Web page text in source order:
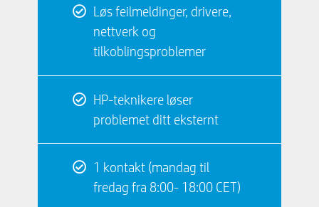
Løs feilmeldinger, drivere,
nettverk og
tilkoblingsproblemer
HP-teknikere løser
problemet ditt eksternt
1 kontakt (mandag til
fredag ​​fra 8:00- 18:00 CET)